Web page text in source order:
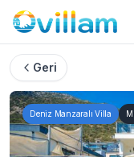
Geri
Deniz Manzaralı Villa